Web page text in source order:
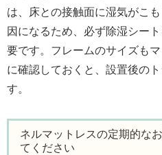
は、床との接触面に湿気がこ
因になるため、必ず除湿シー
要です。フレームのサイズも
に確認しておくと、設置後の
す。
ネルマットレスの定期的な
てください